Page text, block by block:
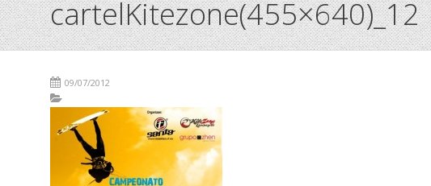
cartelKitezone(455×640)_12
09/07/2012